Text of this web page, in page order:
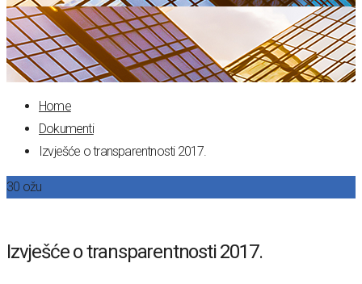
Home
Dokumenti
Izvješće o transparentnosti 2017.
30 ožu
Izvješće o transparentnosti 2017.